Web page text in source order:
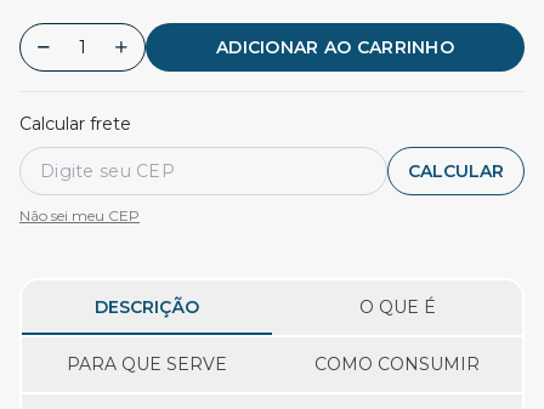
ADICIONAR AO CARRINHO
Calcular frete
CALCULAR
Não sei meu CEP
DESCRIÇÃO O QUE É
PARA QUE SERVE COMO CONSUMIR